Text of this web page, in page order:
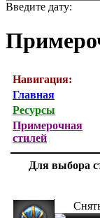
Введите дату:
Навигация:
Главная
Ресурсы
Примерочная
стилей
Для выбора